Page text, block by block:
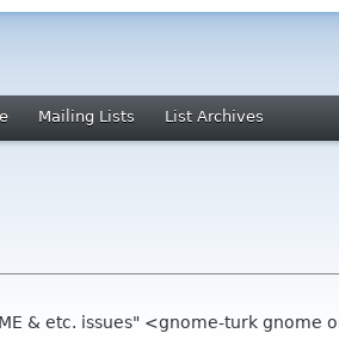
Mailing Lists List Archives
& etc. issues" <gnome-turk gnome